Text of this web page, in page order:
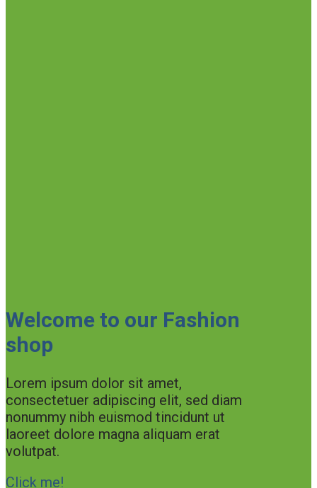
Welcome to our Fashion
shop
Lorem ipsum dolor sit amet,
consectetuer adipiscing elit, sed diam
nonummy nibh euismod tincidunt ut
laoreet dolore magna aliquam erat
volutpat.
Click me!